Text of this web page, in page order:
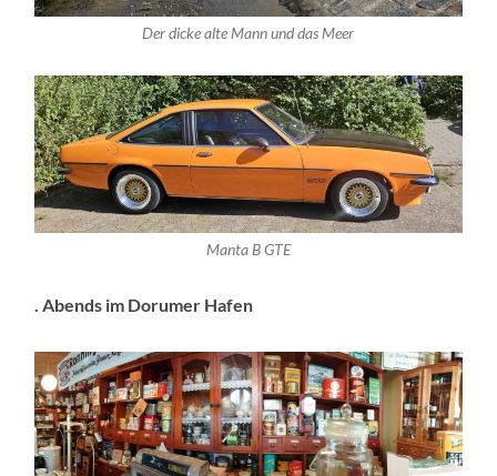
Der dicke alte Mann und das Meer
Manta B GTE
. Abends im Dorumer Hafen